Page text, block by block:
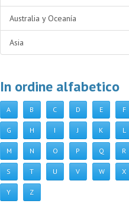
Australia y Oceanía
Asia
In ordine alfabetico
A B C D E F
G H I J K L
M N O P Q R
S T U V W X
Y Z